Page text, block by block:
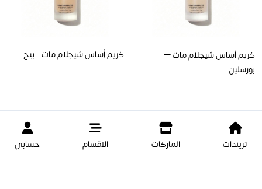
تريندات الماركات الاقسام حسابي
كريم أساس شيجلام مات –
بورسلين
كريم أساس شيجلام مات - بيج